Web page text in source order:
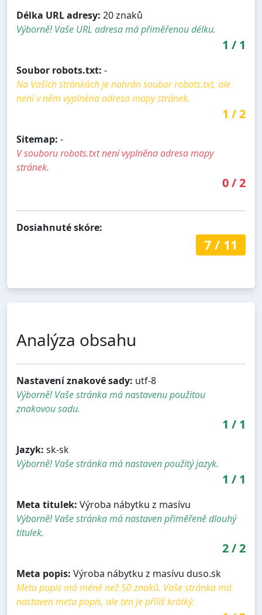
Délka URL adresy: 20 znaků
Výborně! Vaše URL adresa má přiměřenou délku.
1 / 1
Soubor robots.txt: -
Na Vašich stránkách je nahrán soubor robots.txt, ale
není v něm vyplnéna adresa mapy stránek.
1 /2
Sitemap: -
V souboru robots.txt není vyplněna adresa mapy
stránek.
0/2
Dosiahnuté skóre:
7/ 11
Analýza obsahu
Nastavení znakové sady: utf-8
Výborně! Vaše stránka má nastavenu použitou
znakovou sadu.
1 / 1
Jazyk: sk-sk
Výborně! Vaše stránka má nastaven použitý jazyk.
1 / 1
Meta titulek: Výroba nábytku z masívu
Výborně! Vaše stránka má nastaven přiměřeně dlouhý
titulek.
2/2
Meta popis: Výroba nábytku z masívu duso.sk
Meta popis má méně než 50 znaků. Vaše stránka má
nastaven meta popis, ale ten je příliš krátký.